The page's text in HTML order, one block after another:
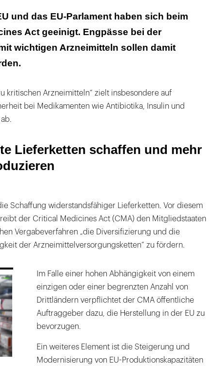
Lieferketten schaffen und mehr selbst produzieren
solidarisch vorgehen
Sicherheitsgurt
und das EU-Parlament haben sich beim
Act geeinigt. Engpässe bei der
wichtigen Arzneimitteln sollen damit
kritischen Arzneimitteln“ zielt insbesondere auf
bei Medikamenten wie Antibiotika, Insulin und
Lieferketten schaffen und mehr
Schaffung widerstandsfähiger Lieferketten. Vor diesem
der Critical Medicines Act (CMA) den Mitgliedstaaten
Vergabeverfahren „die Diversifizierung und die
der Arzneimittelversorgungsketten“ zu fördern.
Im Falle einer hohen Abhängigkeit von einem
einzigen oder einer begrenzten Anzahl von
Drittländern verpflichtet der CMA öffentliche
Auftraggeber dazu, die Herstellung in der EU zu
bevorzugen.
Ein weiteres Element ist die Steigerung und
Modernisierung von EU-Produktionskapazitäten